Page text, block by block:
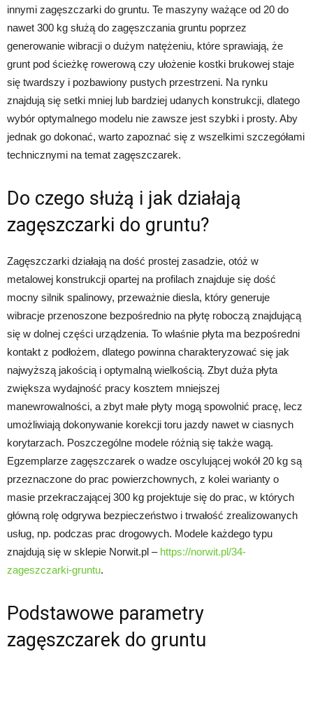
innymi zagęszczarki do gruntu. Te maszyny ważące od 20 do
nawet 300 kg służą do zagęszczania gruntu poprzez
generowanie wibracji o dużym natężeniu, które sprawiają, że
grunt pod ścieżkę rowerową czy ułożenie kostki brukowej staje
się twardszy i pozbawiony pustych przestrzeni. Na rynku
znajdują się setki mniej lub bardziej udanych konstrukcji, dlatego
wybór optymalnego modelu nie zawsze jest szybki i prosty. Aby
jednak go dokonać, warto zapoznać się z wszelkimi szczegółami
technicznymi na temat zagęszczarek.
Do czego służą i jak działają
zagęszczarki do gruntu?
Zagęszczarki działają na dość prostej zasadzie, otóż w
metalowej konstrukcji opartej na profilach znajduje się dość
mocny silnik spalinowy, przeważnie diesla, który generuje
wibracje przenoszone bezpośrednio na płytę roboczą znajdującą
się w dolnej części urządzenia. To właśnie płyta ma bezpośredni
kontakt z podłożem, dlatego powinna charakteryzować się jak
najwyższą jakością i optymalną wielkością. Zbyt duża płyta
zwiększa wydajność pracy kosztem mniejszej
manewrowalności, a zbyt małe płyty mogą spowolnić pracę, lecz
umożliwiają dokonywanie korekcji toru jazdy nawet w ciasnych
korytarzach. Poszczególne modele różnią się także wagą.
Egzemplarze zagęszczarek o wadze oscylującej wokół 20 kg są
przeznaczone do prac powierzchownych, z kolei warianty o
masie przekraczającej 300 kg projektuje się do prac, w których
główną rolę odgrywa bezpieczeństwo i trwałość zrealizowanych
usług, np. podczas prac drogowych. Modele każdego typu
znajdują się w sklepie Norwit.pl – https://norwit.pl/34-
zageszczarki-gruntu.
Podstawowe parametry
zagęszczarek do gruntu